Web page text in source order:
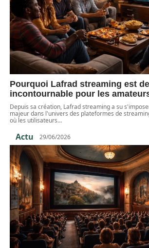
Pourquoi Lafrad streaming est
incontournable pour les
Depuis sa création, Lafrad streaming a su
majeur dans l'univers des plateformes de
où les utilisateurs…
Actu 29/06/2026